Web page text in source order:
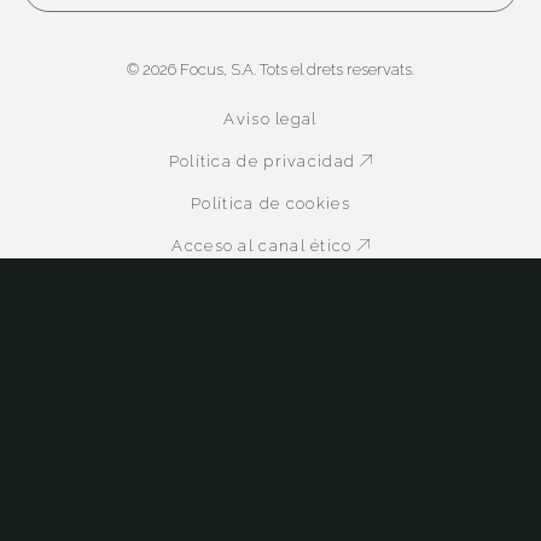
© 2026 Focus, S.A. Tots el drets reservats.
Aviso legal
Política de privacidad
Política de cookies
Acceso al canal ético Abre en nueva